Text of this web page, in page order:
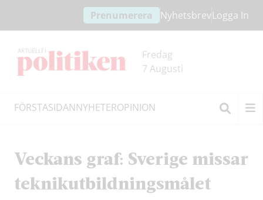
innehållet
headern
Prenumerera NyhetsbrevLogga In
Fredag
7 Augusti
FÖRSTASIDANNYHETEROPINION
Veckans graf: Sverige missar
teknikutbildningsmålet